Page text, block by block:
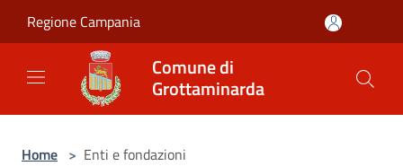
Regione Campania
Comune di
Grottaminarda
Home > Enti e fondazioni